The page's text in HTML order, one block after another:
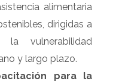
alimentaria
dirigidas a
vulnerabilidad
y largo plazo.
para la